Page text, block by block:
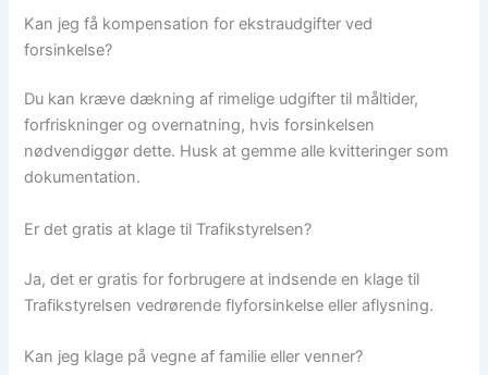
Kan jeg få kompensation for ekstraudgifter ved
forsinkelse?
Du kan kræve dækning af rimelige udgifter til måltider,
forfriskninger og overnatning, hvis forsinkelsen
nødvendiggør dette. Husk at gemme alle kvitteringer som
dokumentation.
Er det gratis at klage til Trafikstyrelsen?
Ja, det er gratis for forbrugere at indsende en klage til
Trafikstyrelsen vedrørende flyforsinkelse eller aflysning.
Kan jeg klage på vegne af familie eller venner?